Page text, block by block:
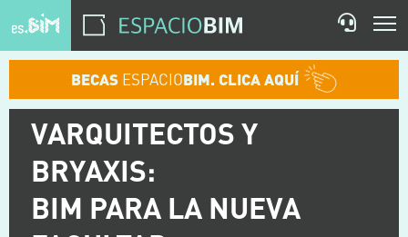
BECAS ESPACIOBIM. CLICA AQUÍ
VARQUITECTOS Y
BRYAXIS:
BIM PARA LA NUEVA